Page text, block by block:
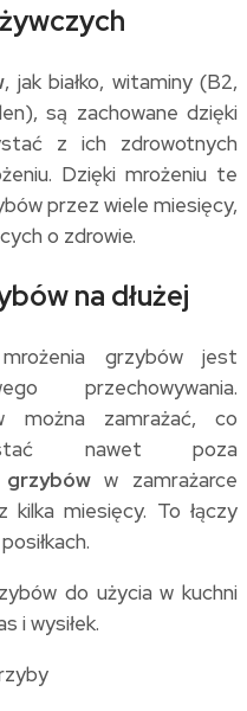
, jak białko, witaminy (B2,
są zachowane dzięki
z ich zdrowotnych
Dzięki mrożeniu te
przez wiele miesięcy,
o zdrowie.
na dłużej
grzybów jest
przechowywania.
można zamrażać, co
nawet poza
grzybóww zamrażarce
kilka miesięcy. To łączy
do użycia w kuchni
i wysiłek.